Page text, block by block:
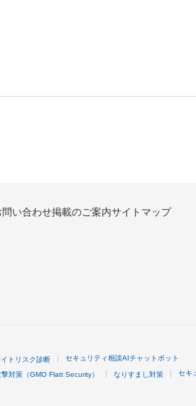
問い合わせ掲載のご案内サイトマップ
トリスク診断 セキュリティ相談AIチャットボット
対策（GMO Flatt Security） なりすまし対策 セキ